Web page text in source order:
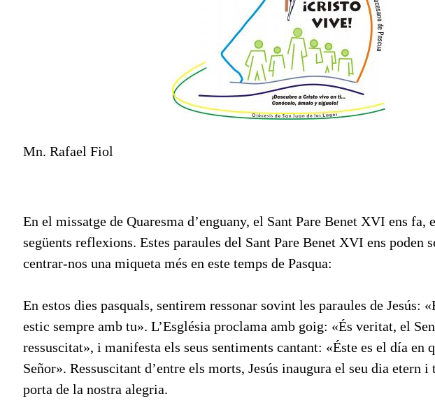
Mn. Rafael Fiol
En el missatge de Quaresma d’enguany, el Sant Pare Benet XVI ens fa,
següents reflexions. Estes paraules del Sant Pare Benet XVI ens poden
centrar-nos una miqueta més en este temps de Pasqua:
En estos dies pasquals, sentirem ressonar sovint les paraules de Jesús:
estic sempre amb tu». L’Església proclama amb goig: «És veritat, el
ressuscitat», i manifesta els seus sentiments cantant: «Éste es el día en
Señor». Ressuscitant d’entre els morts, Jesús inaugura el seu dia etern
porta de la nostra alegria.